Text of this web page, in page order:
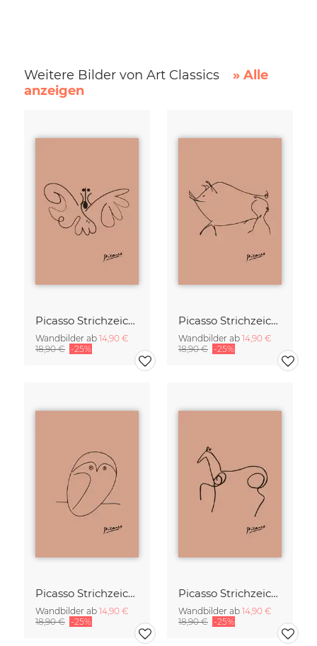
Weitere Bilder von Art Classics
» Alle
anzeigen
Picasso Strichzeichnung - Schmetterling Terracotta
Wandbilder ab 14,90 €
18,90 € -25%
Picasso Strichzeichnung - Wildschwein Terracotta
Wandbilder ab 14,90 €
18,90 € -25%
Picasso Strichzeichnung - Eule Terracotta
Wandbilder ab 14,90 €
18,90 € -25%
Picasso Strichzeichnung - Pferd Terracotta
Wandbilder ab 14,90 €
18,90 € -25%